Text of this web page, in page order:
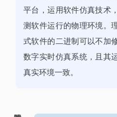
平台，运用软件仿真技术
测软件运行的物理环境。
式软件的二进制可以不加
数字实时仿真系统，且其
真实环境一致。